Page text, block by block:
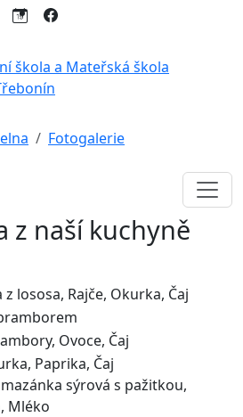
škola a Mateřská škola
Fotogalerie
z naší kuchyně